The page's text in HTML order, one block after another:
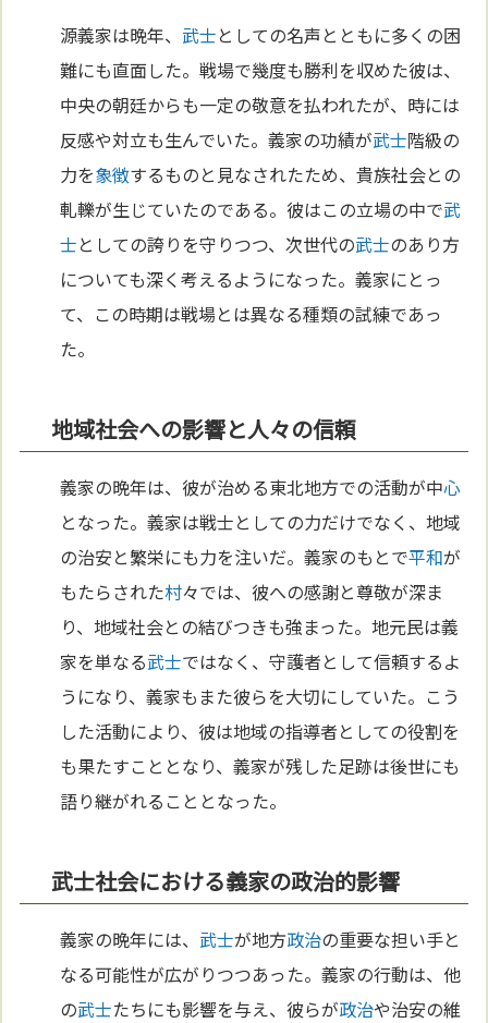
源義家は晩年、 武士としての名声とともに多くの困
難にも直面した。戦場で幾度も勝利を収めた彼は、
中央の朝廷からも一定の敬意を払われたが、時には
反感や対立も生んでいた。義家の功績が武士階級の
力を象徴するものと見なされたため、貴族社会との
軋轢が生じていたのである。彼はこの立場の中で武
士としての誇りを守りつつ、次世代の武士のあり方
についても深く考えるようになった。義家にとっ
て、この時期は戦場とは異なる種類の試練であっ
た。
地域社会への影響と人々の信頼
義家の晩年は、彼が治める東北地方での活動が中心
となった。義家は戦士としての力だけでなく、地域
の治安と繁栄にも力を注いだ。義家のもとで平和が
もたらされた村々では、彼への感謝と尊敬が深ま
り、地域社会との結びつきも強まった。地元民は義
家を単なる武士ではなく、守護者として信頼するよ
うになり、義家もまた彼らを大切にしていた。こう
した活動により、彼は地域の指導者としての役割を
も果たすこととなり、義家が残した足跡は後世にも
語り継がれることとなった。
武士社会における義家の政治的影響
義家の晩年には、 武士が地方政治の重要な担い手と
なる可能性が広がりつつあった。義家の行動は、他
の武士たちにも影響を与え、彼らが政治や治安の維